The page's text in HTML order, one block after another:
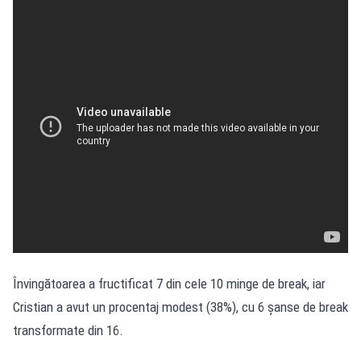
Învingătoarea a fructificat 7 din cele 10 minge de break, iar
Cristian a avut un procentaj modest (38%), cu 6 șanse de break
transformate din 16.